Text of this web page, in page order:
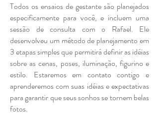
Todos os ensaios de gestante são planejados
especificamente para você, e incluem uma
sessão de consulta com o Rafael. Ele
desenvolveu um método de planejamento em
3 etapas simples que permitirá definir as idéias
sobre as cenas, poses, iluminação, figurino e
estilo. Estaremos em contato contigo e
aprenderemos com suas idéias e expectativas
para garantir que seus sonhos se tornem belas
fotos.